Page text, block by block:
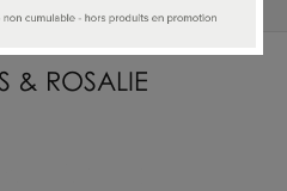
& ROSALIE